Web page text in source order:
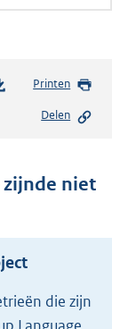
Printen
Delen
zijnde niet
die zijn